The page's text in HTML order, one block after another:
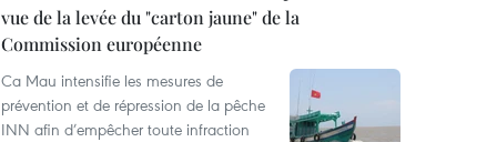
vue de la levée du "carton jaune" de la
Commission européenne
Ca Mau intensifie les mesures de
prévention et de répression de la pêche
INN afin d’empêcher toute infraction